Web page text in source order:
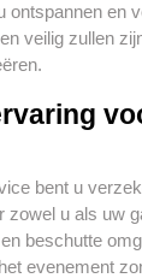
ontspannen en
veilig zullen
bent u
zowel u als uw
beschutte
evenement